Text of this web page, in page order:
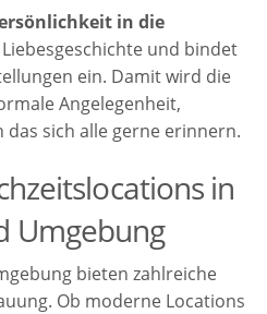
in die
und bindet
ein. Damit wird die
Angelegenheit,
sich alle gerne erinnern.
in
Umgebung
bieten zahlreiche
Ob moderne Locations